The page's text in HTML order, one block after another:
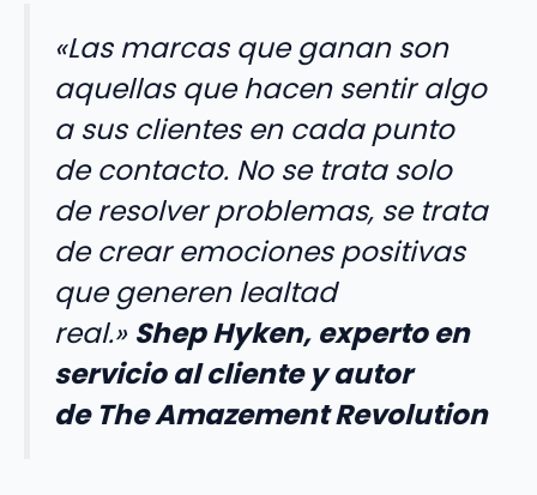
«Las marcas que ganan son
aquellas que hacen sentir algo
a sus clientes en cada punto
de contacto. No se trata solo
de resolver problemas, se trata
de crear emociones positivas
que generen lealtad
real.» Shep Hyken, experto en
servicio al cliente y autor
de The Amazement Revolution